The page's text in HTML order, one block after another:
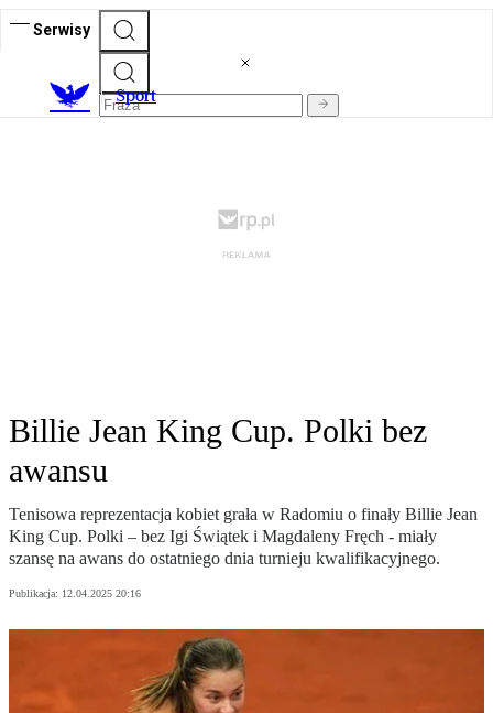
Serwisy
Sport
Billie Jean King Cup. Polki bez
awansu
Tenisowa reprezentacja kobiet grała w Radomiu o finały Billie Jean
King Cup. Polki – bez Igi Świątek i Magdaleny Fręch - miały
szansę na awans do ostatniego dnia turnieju kwalifikacyjnego.
Publikacja: 12.04.2025 20:16